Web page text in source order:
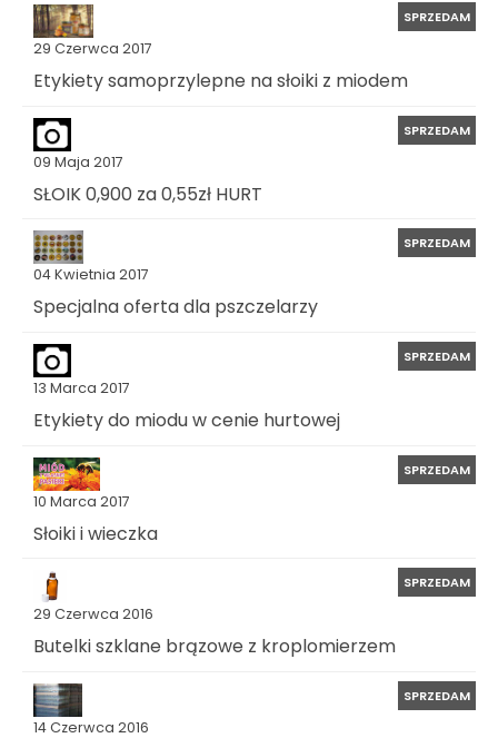
29 Czerwca 2017
SPRZEDAM
Etykiety samoprzylepne na słoiki z miodem
09 Maja 2017
SPRZEDAM
SŁOIK 0,900 za 0,55zł HURT
04 Kwietnia 2017
SPRZEDAM
Specjalna oferta dla pszczelarzy
13 Marca 2017
SPRZEDAM
Etykiety do miodu w cenie hurtowej
10 Marca 2017
SPRZEDAM
Słoiki i wieczka
29 Czerwca 2016
SPRZEDAM
Butelki szklane brązowe z kroplomierzem
14 Czerwca 2016
SPRZEDAM